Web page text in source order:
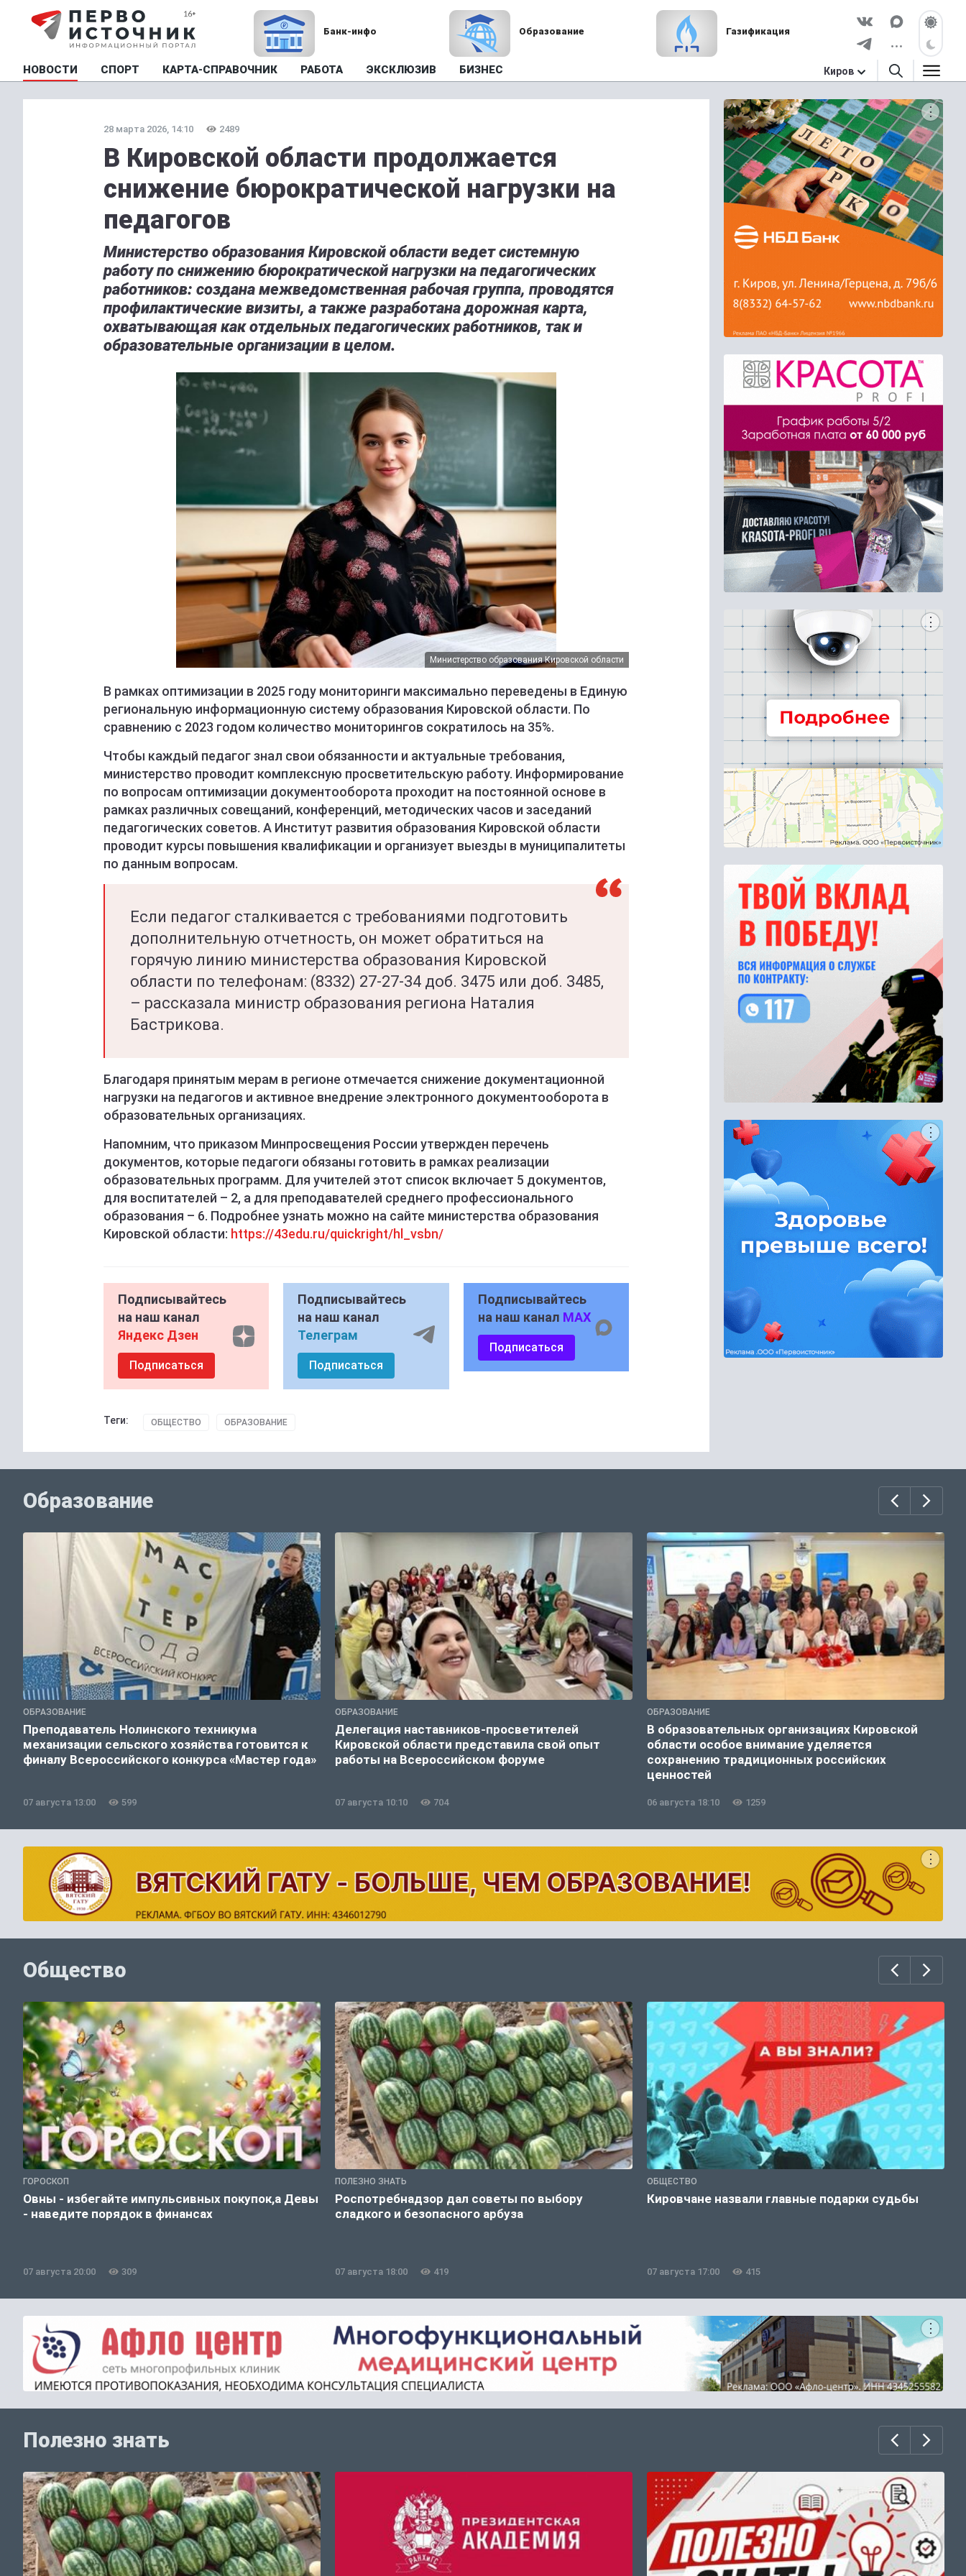
Банк-инфо Образование Газификация
НОВОСТИ СПОРТ КАРТА-СПРАВОЧНИК РАБОТА ЭКСКЛЮЗИВ БИЗНЕС Киров
28 марта 2026, 14:10 2489
В Кировской области продолжается
снижение бюрократической нагрузки на
педагогов
Министерство образования Кировской области ведет системную
работу по снижению бюрократической нагрузки на педагогических
работников: создана межведомственная рабочая группа, проводятся
профилактические визиты, а также разработана дорожная карта,
охватывающая как отдельных педагогических работников, так и
образовательные организации в целом.
Министерство образования Кировской области
В рамках оптимизации в 2025 году мониторинги максимально переведены в Единую
региональную информационную систему образования Кировской области. По
сравнению с 2023 годом количество мониторингов сократилось на 35%.
Чтобы каждый педагог знал свои обязанности и актуальные требования,
министерство проводит комплексную просветительскую работу. Информирование
по вопросам оптимизации документооборота проходит на постоянной основе в
рамках различных совещаний, конференций, методических часов и заседаний
педагогических советов. А Институт развития образования Кировской области
проводит курсы повышения квалификации и организует выезды в муниципалитеты
по данным вопросам.
Если педагог сталкивается с требованиями подготовить
дополнительную отчетность, он может обратиться на
горячую линию министерства образования Кировской
области по телефонам: (8332) 27-27-34 доб. 3475 или доб. 3485,
– рассказала министр образования региона Наталия
Бастрикова.
Благодаря принятым мерам в регионе отмечается снижение документационной
нагрузки на педагогов и активное внедрение электронного документооборота в
образовательных организациях.
Напомним, что приказом Минпросвещения России утвержден перечень
документов, которые педагоги обязаны готовить в рамках реализации
образовательных программ. Для учителей этот список включает 5 документов,
для воспитателей – 2, а для преподавателей среднего профессионального
образования – 6. Подробнее узнать можно на сайте министерства образования
Кировской области: https://43edu.ru/quickright/hl_vsbn/
Подписывайтесь
на наш канал
Яндекс Дзен
Подписаться
Подписывайтесь
на наш канал
Телеграм
Подписаться
Подписывайтесь
на наш канал MAX
Подписаться
Теги: ОБЩЕСТВО ОБРАЗОВАНИЕ
Образование
ОБРАЗОВАНИЕ
Преподаватель Нолинского техникума
механизации сельского хозяйства готовится к
финалу Всероссийского конкурса «Мастер года»
07 августа 13:00 599
ОБРАЗОВАНИЕ
Делегация наставников-просветителей
Кировской области представила свой опыт
работы на Всероссийском форуме
07 августа 10:10 704
ОБРАЗОВАНИЕ
В образовательных организациях Кировской
области особое внимание уделяется
сохранению традиционных российских
ценностей
06 августа 18:10 1259
Общество
ГОРОСКОП
Овны - избегайте импульсивных покупок,а Девы
- наведите порядок в финансах
07 августа 20:00 309
ПОЛЕЗНО ЗНАТЬ
Роспотребнадзор дал советы по выбору
сладкого и безопасного арбуза
07 августа 18:00 419
ОБЩЕСТВО
Кировчане назвали главные подарки судьбы
07 августа 17:00 415
Полезно знать